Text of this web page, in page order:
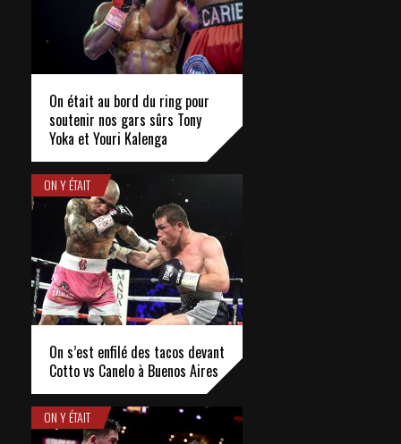
On était au bord du ring pour
soutenir nos gars sûrs Tony
Yoka et Youri Kalenga
ON Y ÉTAIT
On s’est enfilé des tacos devant
Cotto vs Canelo à Buenos Aires
ON Y ÉTAIT